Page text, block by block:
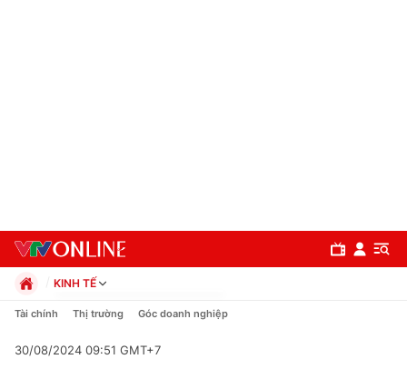
KINH TẾ
Chính trị
Pháp luật
Tài chính Thị trường Góc doanh nghiệp
30/08/2024 09:51 GMT+7